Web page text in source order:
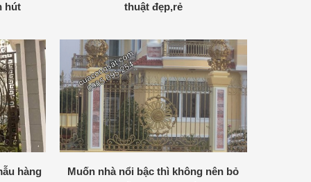
hút
thuật đẹp,rẻ
hàng
Muốn nhà nổi bậc thì không nên bỏ